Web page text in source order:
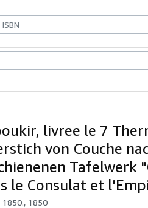
livree le 7
von Couche
Tafelwerk
le Consulat et
1850., 1850